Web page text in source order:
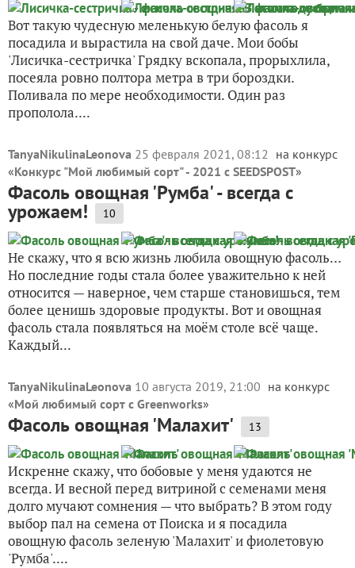
Вот такую чудесную меленькую белую фасоль я
посадила и вырастила на свой даче. Мои бобы
'Лисичка-сестричка' Грядку вскопала, прорыхлила,
посеяла ровно полтора метра в три бороздки.
Поливала по мере необходимости. Один раз
прополола....
TanyaNikulinaLeonova 25 февраля 2021, 08:12 на конкурс
«Конкурс "Мой любимый сорт" - 2021 с SEEDSPOST»
Фасоль овощная 'Румба' - всегда с
урожаем! 10
Не скажу, что я всю жизнь любила овощную фасоль…
Но последние годы стала более уважительно к ней
относится — наверное, чем старше становишься, тем
более ценишь здоровые продукты. Вот и овощная
фасоль стала появляться на моём столе всё чаще.
Каждый...
TanyaNikulinaLeonova 10 августа 2019, 21:00 на конкурс
«Мой любимый сорт с Greenworks»
Фасоль овощная 'Малахит' 13
Искренне скажу, что бобовые у меня удаются не
всегда. И весной перед витриной с семенами меня
долго мучают сомнения — что выбрать? В этом году
выбор пал на семена от Поиска и я посадила
овощную фасоль зеленую 'Малахит' и фиолетовую
'Румба'....